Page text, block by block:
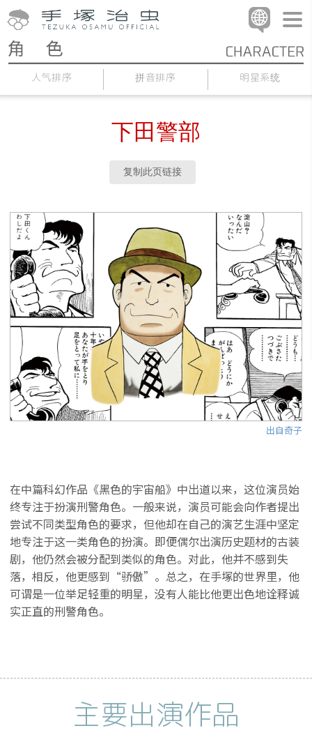
人气排序 拼音排序 明星系统
下田警部
复制此页链接
出自奇子
在中篇科幻作品《黑色的宇宙船》中出道以来，这位演员始
终专注于扮演刑警角色。一般来说，演员可能会向作者提出
尝试不同类型角色的要求，但他却在自己的演艺生涯中坚定
地专注于这一类角色的扮演。即便偶尔出演历史题材的古装
剧，他仍然会被分配到类似的角色。对此，他并不感到失
落，相反，他更感到“骄傲”。总之，在手塚的世界里，他
可谓是一位举足轻重的明星，没有人能比他更出色地诠释诚
实正直的刑警角色。
主要出演作品